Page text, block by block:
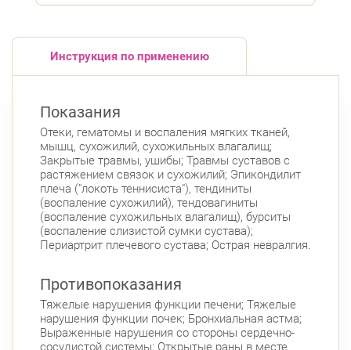
Красногвардейский район
пр. Наставников, д. 19
Красносельский район
Ленинский пр., д. 88 Круглосуточно
Юго-Западная
Московский район
Авиационная улица, д. 7 Круглосуточно
Парк Победы Электросила
ул. Чудновского, д. 19 (Российский пр., д. 7)
Проспект Большевиков
ул. Дыбенко ул., д. 8, к. 3 Круглосуточно
Инструкция по применению
Показания
Отеки, гематомы и воспаления мягких тканей,
мышц, сухожилий, сухожильных влагалищ;
Закрытые травмы, ушибы; Травмы суставов с
растяжением связок и сухожилий; Эпикондилит
плеча ("локоть теннисиста"), тендиниты
(воспаление сухожилий), тендовагиниты
(воспаление сухожильных влагалищ), бурситы
(воспаление слизистой сумки сустава);
Периартрит плечевого сустава; Острая невралгия.
Противопоказания
Тяжелые нарушения функции печени; Тяжелые
нарушения функции почек; Бронхиальная астма;
Выраженные нарушения со стороны сердечно-
сосудистой системы; Открытые раны в месте